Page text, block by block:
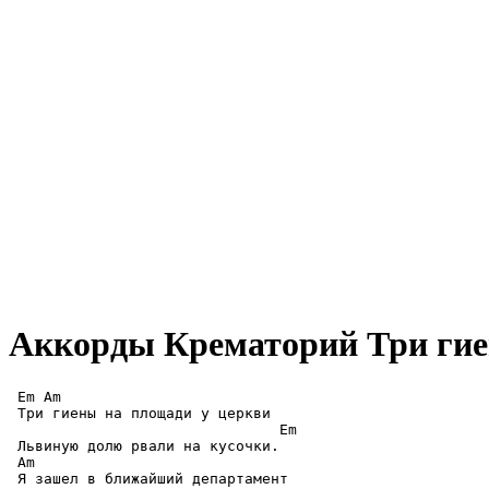
Аккорды Крематорий Три
Em Am
Три гиены на площади у церкви
                               Em
Львиную долю рвали на кусочки.
Am
Я зашел в ближайший департамент